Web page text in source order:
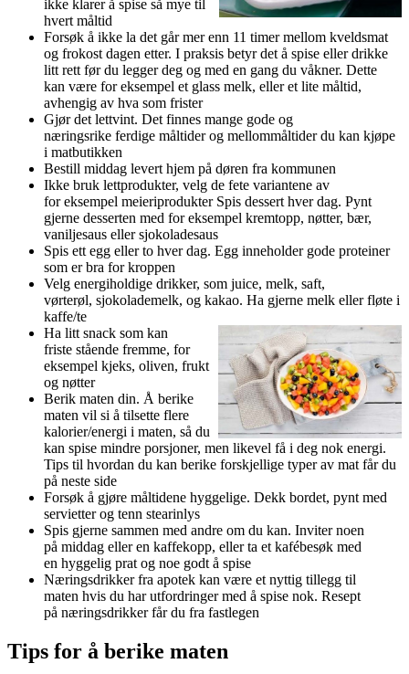
ikke klarer å spise så mye til
hvert måltid
Forsøk å ikke la det går mer enn 11 timer mellom kveldsmat
og frokost dagen etter. I praksis betyr det å spise eller drikke
litt rett før du legger deg og med en gang du våkner. Dette
kan være for eksempel et glass melk, eller et lite måltid,
avhengig av hva som frister
Gjør det lettvint. Det finnes mange gode og
næringsrike ferdige måltider og mellommåltider du kan kjøpe
i matbutikken
Bestill middag levert hjem på døren fra kommunen
Ikke bruk lettprodukter, velg de fete variantene av
for eksempel meieriprodukter Spis dessert hver dag. Pynt
gjerne desserten med for eksempel kremtopp, nøtter, bær,
vaniljesaus eller sjokoladesaus
Spis ett egg eller to hver dag. Egg inneholder gode proteiner
som er bra for kroppen
Velg energiholdige drikker, som juice, melk, saft,
vørterøl, sjokolademelk, og kakao. Ha gjerne melk eller fløte i
kaffe/te
Ha litt snack som kan
friste stående fremme, for
eksempel kjeks, oliven, frukt
og nøtter
Berik maten din. Å berike
maten vil si å tilsette flere
kalorier/energi i maten, så du
kan spise mindre porsjoner, men likevel få i deg nok energi.
Tips til hvordan du kan berike forskjellige typer av mat får du
på neste side
Forsøk å gjøre måltidene hyggelige. Dekk bordet, pynt med
servietter og tenn stearinlys
Spis gjerne sammen med andre om du kan. Inviter noen
på middag eller en kaffekopp, eller ta et kafébesøk med
en hyggelig prat og noe godt å spise
Næringsdrikker fra apotek kan være et nyttig tillegg til
maten hvis du har utfordringer med å spise nok. Resept
på næringsdrikker får du fra fastlegen
Tips for å berike maten